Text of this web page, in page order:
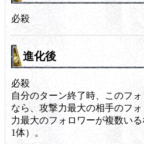
必殺
進化後
必殺
自分のターン終了時、このフ
なら、攻撃力最大の相手のフ
力最大のフォロワーが複数い
1体）。